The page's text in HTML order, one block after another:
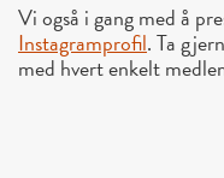
Vi også i gang med å
Instagramprofil. Ta
med hvert enkelt